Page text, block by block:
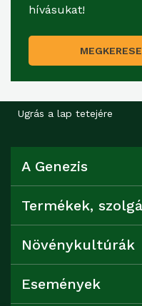
hívásukat!
Ugrás a lap tetejére
A Genezis
Termékek,
Növénykultúrák
Események